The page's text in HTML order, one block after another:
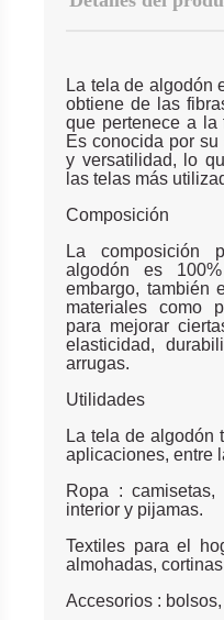
La tela de algodón
obtiene de las
que pertenece a la
Es conocida por
y versatilidad, lo
las telas más
Composición
La
algodón es
embargo, también
materiales como
para mejorar
elasticidad,
arrugas.
Utilidades
La tela de algodón
aplicaciones, entre
Ropa : camisetas,
interior y pijamas.
Textiles para el
almohadas,
Accesorios :